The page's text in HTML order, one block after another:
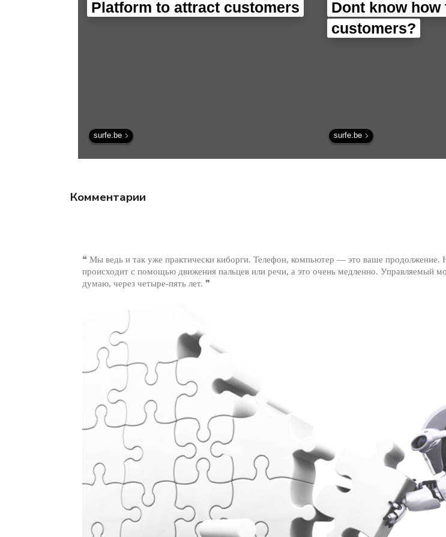
Наука.
Platform to attract customers
surfe.be
Dont know how
customers?
surfe.be
Комментарии
❝ Мы ведь и так уже практически киборги. Телефон, компьютер — это ваше продолжение.
происходит с помощью движения пальцев или речи, а это очень медленно. Управляемый
думаю, через четыре-пять лет. ❞